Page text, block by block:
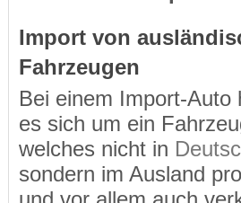
Import von
Fahrzeugen
Bei einem Import-Auto
es sich um ein
welches nicht in
sondern im Ausland